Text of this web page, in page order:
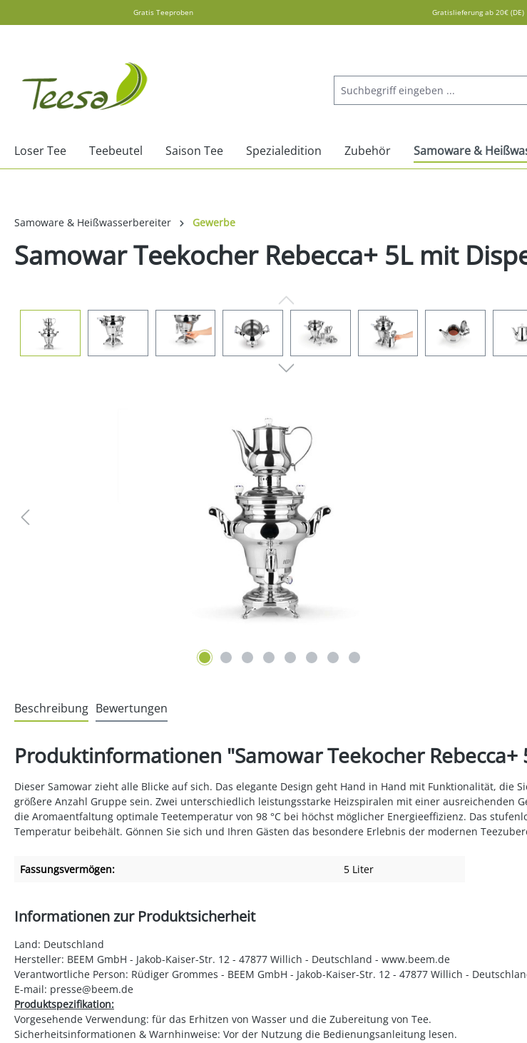
Zur Hauptnavigation springen
Gratis Teeproben Gratislieferung ab 20€ (DE)
Loser Tee Teebeutel Saison Tee Spezialedition Zubehör Samoware &
Samoware & Heißwasserbereiter Gewerbe
Samowar Teekocher Rebecca+ 5L mit
Bildergalerie überspringen
Beschreibung Bewertungen
Produktinformationen "Samowar Teekocher Rebecca+
Dieser Samowar zieht alle Blicke auf sich. Das elegante Design geht Hand in Hand mit Funktionalität, die
größere Anzahl Gruppe sein. Zwei unterschiedlich leistungsstarke Heizspiralen mit einer ausreichenden
die Aromaentfaltung optimale Teetemperatur von 98 °C bei höchst möglicher Energieeffizienz. Das
Temperatur beibehält. Gönnen Sie sich und Ihren Gästen das besondere Erlebnis der modernen
Fassungsvermögen: 5 Liter
Informationen zur Produktsicherheit
Land: Deutschland
Hersteller: BEEM GmbH - Jakob-Kaiser-Str. 12 - 47877 Willich - Deutschland - www.beem.de
Verantwortliche Person: Rüdiger Grommes - BEEM GmbH - Jakob-Kaiser-Str. 12 - 47877 Willich -
E-mail: presse@beem.de
Produktspezifikation:
Vorgesehende Verwendung: für das Erhitzen von Wasser und die Zubereitung von Tee.
Sicherheitsinformationen & Warnhinweise: Vor der Nutzung die Bedienungsanleitung lesen.